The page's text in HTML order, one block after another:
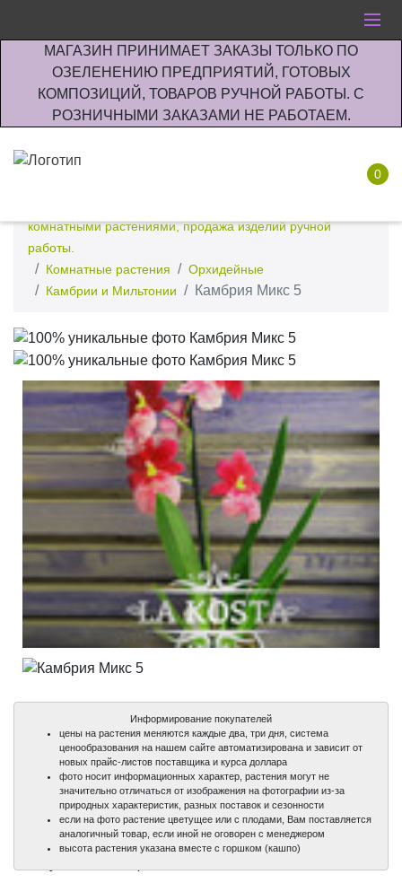
МАГАЗИН ПРИНИМАЕТ ЗАКАЗЫ ТОЛЬКО ПО
ОЗЕЛЕНЕНИЮ ПРЕДПРИЯТИЙ, ГОТОВЫХ
КОМПОЗИЦИЙ, ТОВАРОВ РУЧНОЙ РАБОТЫ. С
РОЗНИЧНЫМИ ЗАКАЗАМИ НЕ РАБОТАЕМ.
0
комнатными растениями, продажа изделий ручной
работы.
Комнатные растения
Орхидейные
Камбрии и Мильтонии
Камбрия Микс 5
100%
100%
Информирование покупателей
цены на растения меняются каждые два, три дня, система
ценообразования на нашем сайте автоматизирована и зависит от
новых прайс-листов поставщика и курса доллара
фото носит информационных характер, растения могут не
значительно отличаться от изображения на фотографии из-за
природных характеристик, разных поставок и сезонности
если на фото растение цветущее или с плодами, Вам поставляется
аналогичный товар, если иной не оговорен с менеджером
высота растения указана вместе с горшком (кашпо)